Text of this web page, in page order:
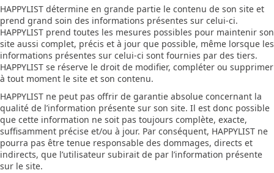
HAPPYLIST détermine en grande partie le contenu de son site et
prend grand soin des informations présentes sur celui-ci.
HAPPYLIST prend toutes les mesures possibles pour maintenir son
site aussi complet, précis et à jour que possible, même lorsque les
informations présentes sur celui-ci sont fournies par des tiers.
HAPPYLIST se réserve le droit de modifier, compléter ou supprimer
à tout moment le site et son contenu.
HAPPYLIST ne peut pas offrir de garantie absolue concernant la
qualité de l’information présente sur son site. Il est donc possible
que cette information ne soit pas toujours complète, exacte,
suffisamment précise et/ou à jour. Par conséquent, HAPPYLIST ne
pourra pas être tenue responsable des dommages, directs et
indirects, que l’utilisateur subirait de par l’information présente
sur le site.